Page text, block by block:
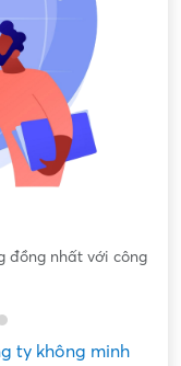
đồng nhất với công
ty không minh